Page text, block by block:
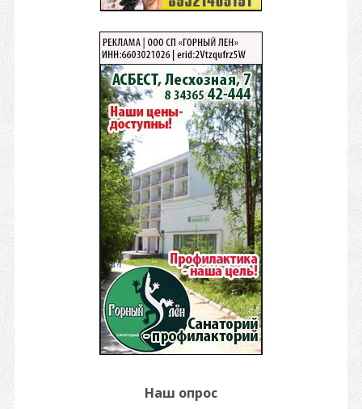
Наш опрос